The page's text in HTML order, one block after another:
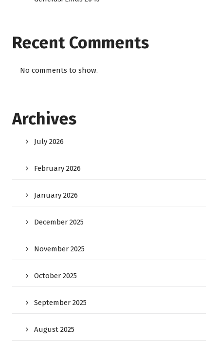
Recent Comments
No comments to show.
Archives
July 2026
February 2026
January 2026
December 2025
November 2025
October 2025
September 2025
August 2025